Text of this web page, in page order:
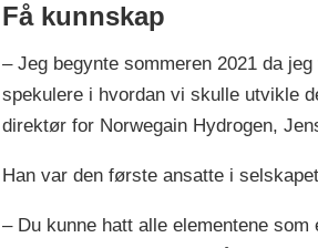
Få kunnskap
– Jeg begynte sommeren 2021 da
spekulere i hvordan vi skulle utvikle
direktør for Norwegain Hydrogen,
Han var den første ansatte i
– Du kunne hatt alle elementene